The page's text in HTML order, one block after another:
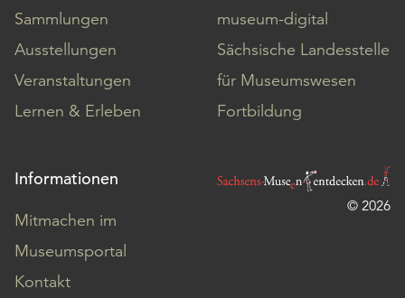
Sammlungen
Ausstellungen
Veranstaltungen
Lernen & Erleben
museum-digital
Sächsische Landesstelle
für Museumswesen
Fortbildung
Informationen
Mitmachen im
Museumsportal
Kontakt
© 2026